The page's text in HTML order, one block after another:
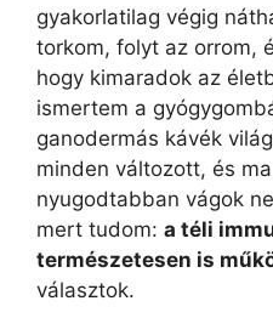
gyakorlatilag végig
torkom, folyt az orrom,
hogy kimaradok az
ismertem a
ganodermás kávék
minden változott, és
nyugodtabban vágok
mert tudom: a téli
természetesen is
választok.